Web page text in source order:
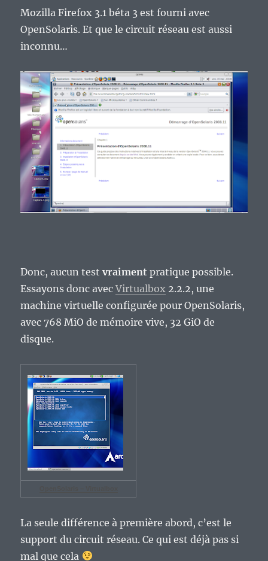
Mozilla Firefox 3.1 béta 3 est fourni avec
OpenSolaris. Et que le circuit réseau est aussi
inconnu…
Donc, aucun testvraiment pratique possible.
Essayons donc avecVirtualbox 2.2.2, une
machine virtuelle configurée pour OpenSolaris,
avec 768 MiO de mémoire vive, 32 GiO de
disque.
La seule différence à première abord, c’est le
support du circuit réseau. Ce qui est déjà pas si
mal que cela